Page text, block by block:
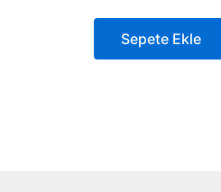
Sepete Ekle